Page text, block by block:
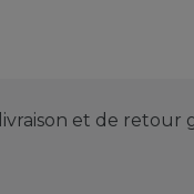
livraison et de retour